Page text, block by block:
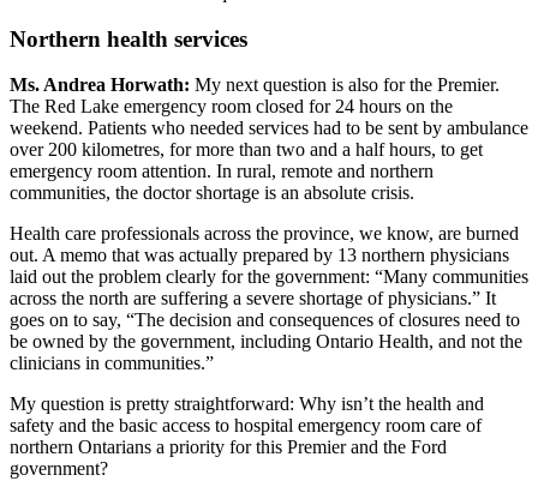
Northern health services
Ms. Andrea Horwath: My next question is also for the Premier.
The Red Lake emergency room closed for 24 hours on the
weekend. Patients who needed services had to be sent by ambulance
over 200 kilometres, for more than two and a half hours, to get
emergency room attention. In rural, remote and northern
communities, the doctor shortage is an absolute crisis.
Health care professionals across the province, we know, are burned
out. A memo that was actually prepared by 13 northern physicians
laid out the problem clearly for the government: “Many communities
across the north are suffering a severe shortage of physicians.” It
goes on to say, “The decision and consequences of closures need to
be owned by the government, including Ontario Health, and not the
clinicians in communities.”
My question is pretty straightforward: Why isn’t the health and
safety and the basic access to hospital emergency room care of
northern Ontarians a priority for this Premier and the Ford
government?